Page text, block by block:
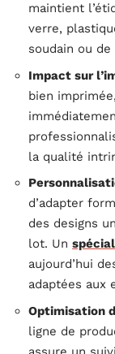
maintient
verre,
soudain ou de
Impact sur
bien
la qualité
d’adapter
des designs
lot. Un
aujourd’hui
adaptées aux
Optimisation
ligne de